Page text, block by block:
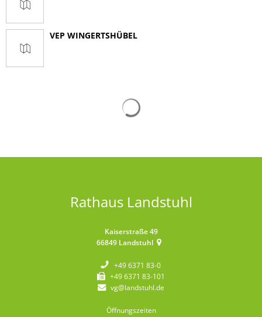
VEP WINGERTSHÜBEL
Rathaus Landstuhl
Kaiserstraße 49
66849 Landstuhl
+49 6371 83-0
+49 6371 83-101
vg@landstuhl.de
Öffnungszeiten